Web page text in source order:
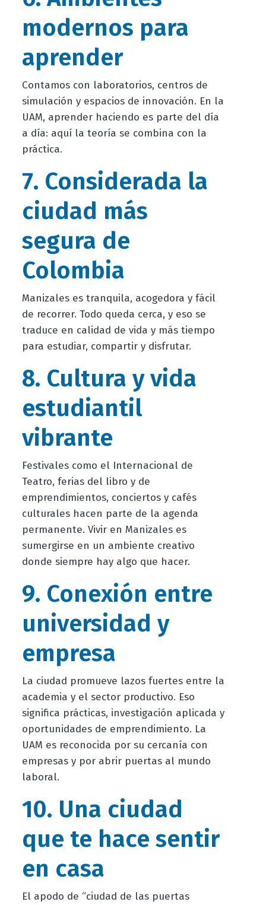
modernos para
aprender
Contamos con laboratorios, centros de
simulación y espacios de innovación. En la
UAM, aprender haciendo es parte del día
a día: aquí la teoría se combina con la
práctica.
7. Considerada la
ciudad más
segura de
Colombia
Manizales es tranquila, acogedora y fácil
de recorrer. Todo queda cerca, y eso se
traduce en calidad de vida y más tiempo
para estudiar, compartir y disfrutar.
8. Cultura y vida
estudiantil
vibrante
Festivales como el Internacional de
Teatro, ferias del libro y de
emprendimientos, conciertos y cafés
culturales hacen parte de la agenda
permanente. Vivir en Manizales es
sumergirse en un ambiente creativo
donde siempre hay algo que hacer.
9. Conexión entre
universidad y
empresa
La ciudad promueve lazos fuertes entre la
academia y el sector productivo. Eso
significa prácticas, investigación aplicada y
oportunidades de emprendimiento. La
UAM es reconocida por su cercanía con
empresas y por abrir puertas al mundo
laboral.
10. Una ciudad
que te hace sentir
en casa
El apodo de “ciudad de las puertas